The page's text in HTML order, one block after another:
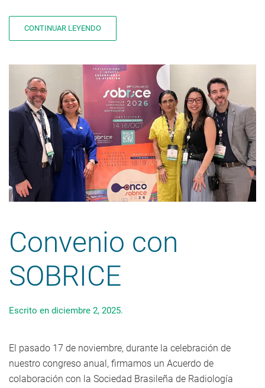
CONTINUAR LEYENDO
Convenio con
SOBRICE
Escrito en diciembre 2, 2025.
El pasado 17 de noviembre, durante la celebración de
nuestro congreso anual, firmamos un Acuerdo de
colaboración con la Sociedad Brasileña de Radiología